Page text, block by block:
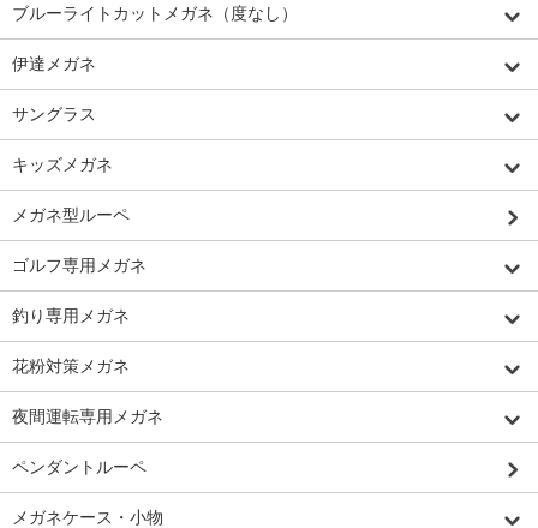
ブルーライトカットメガネ（度なし）
伊達メガネ
サングラス
キッズメガネ
メガネ型ルーペ
ゴルフ専用メガネ
釣り専用メガネ
花粉対策メガネ
夜間運転専用メガネ
ペンダントルーペ
メガネケース・小物